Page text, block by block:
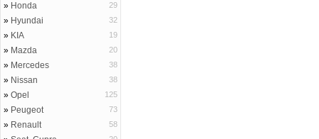
» Honda 29
» Hyundai 32
» KIA 19
» Mazda 20
» Mercedes 38
» Nissan 38
» Opel 125
» Peugeot 73
» Renault 58